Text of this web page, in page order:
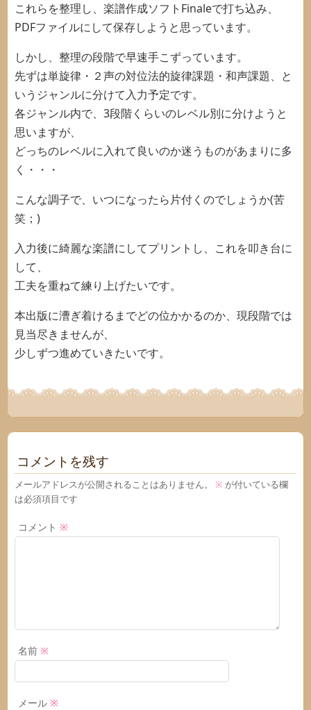
これらを整理し、楽譜作成ソフトFinaleで打ち込み、
PDFファイルにして保存しようと思っています。
しかし、整理の段階で早速手こずっています。
先ずは単旋律・２声の対位法的旋律課題・和声課題、と
いうジャンルに分けて入力予定です。
各ジャンル内で、3段階くらいのレベル別に分けようと
思いますが、
どっちのレベルに入れて良いのか迷うものがあまりに多
く・・・
こんな調子で、いつになったら片付くのでしょうか(苦
笑；)
入力後に綺麗な楽譜にしてプリントし、これを叩き台に
して、
工夫を重ねて練り上げたいです。
本出版に漕ぎ着けるまでどの位かかるのか、現段階では
見当尽きませんが、
少しずつ進めていきたいです。
コメントを残す
メールアドレスが公開されることはありません。 ※ が付いている欄
は必須項目です
コメント ※
名前 ※
メール ※